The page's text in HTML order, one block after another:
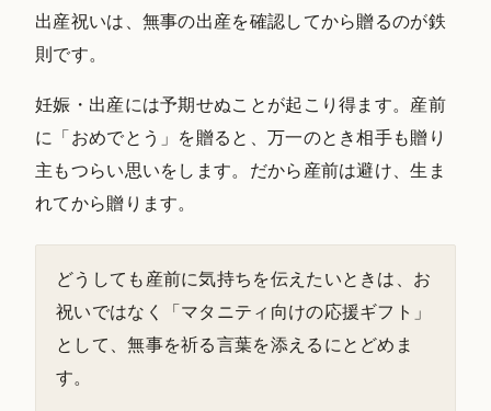
出産祝いは、無事の出産を確認してから贈るのが鉄
則です。
妊娠・出産には予期せぬことが起こり得ます。産前
に「おめでとう」を贈ると、万一のとき相手も贈り
主もつらい思いをします。だから産前は避け、生ま
れてから贈ります。
どうしても産前に気持ちを伝えたいときは、お
祝いではなく「マタニティ向けの応援ギフト」
として、無事を祈る言葉を添えるにとどめま
す。